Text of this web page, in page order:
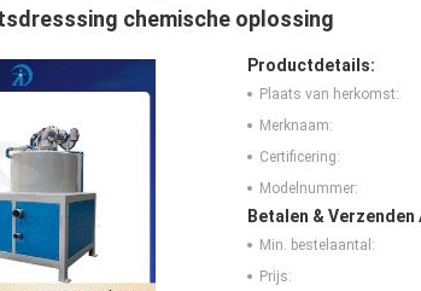
chemische oplossing
Productdetails:
Plaats van herkomst:
Merknaam:
Certificering:
Modelnummer:
Betalen &
Min. bestelaantal:
Prijs: